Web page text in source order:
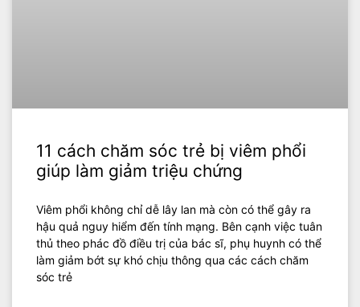
11 cách chăm sóc trẻ bị viêm phổi
giúp làm giảm triệu chứng
Viêm phổi không chỉ dễ lây lan mà còn có thể gây ra
hậu quả nguy hiểm đến tính mạng. Bên cạnh việc tuân
thủ theo phác đồ điều trị của bác sĩ, phụ huynh có thể
làm giảm bớt sự khó chịu thông qua các cách chăm
sóc trẻ